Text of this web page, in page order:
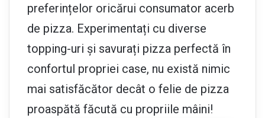
preferințelor oricărui consumator acerb
de pizza. Experimentați cu diverse
topping-uri și savurați pizza perfectă în
confortul propriei case, nu există nimic
mai satisfăcător decât o felie de pizza
proaspătă făcută cu propriile mâini!